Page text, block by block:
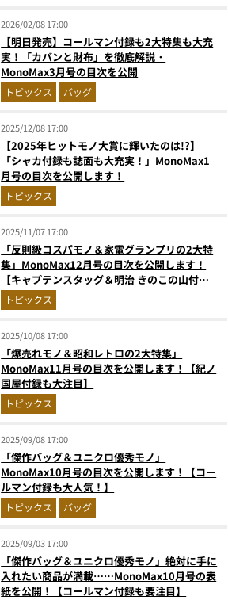
2026/02/08 17:00
【明日発売】コールマン付録も2大特集も大充
実！「カバンと財布」を徹底解説・
MonoMax3月号の目次を公開
トピックス バッグ
2025/12/08 17:00
【2025年ヒットモノ大賞に輝いたのは!?】
「シャカ付録も誌面も大充実！」MonoMax1
月号の目次を公開します！
トピックス
2025/11/07 17:00
「反則級コスパモノ＆家電グランプリの2大特
集」MonoMax12月号の目次を公開します！
【キャプテンスタッグ＆明治 きのこの山付録
も大注目】
トピックス
2025/10/08 17:00
「爆売れモノ＆昭和レトロの2大特集」
MonoMax11月号の目次を公開します！【紀ノ
国屋付録も大注目】
トピックス
2025/09/08 17:00
「傑作バッグ＆ユニクロ優秀モノ」
MonoMax10月号の目次を公開します！【コー
ルマン付録も大人気！】
トピックス バッグ
2025/09/03 17:00
「傑作バッグ＆ユニクロ優秀モノ」絶対に手に
入れたい商品が満載……MonoMax10月号の表
紙を公開！【コールマン付録も要注目】